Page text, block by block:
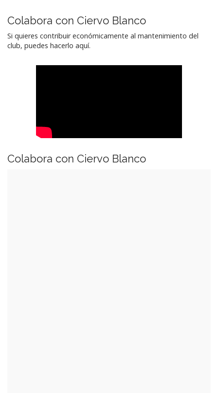
Colabora con Ciervo Blanco
Si quieres contribuir económicamente al mantenimiento del
club, puedes hacerlo aquí.
Colabora con Ciervo Blanco